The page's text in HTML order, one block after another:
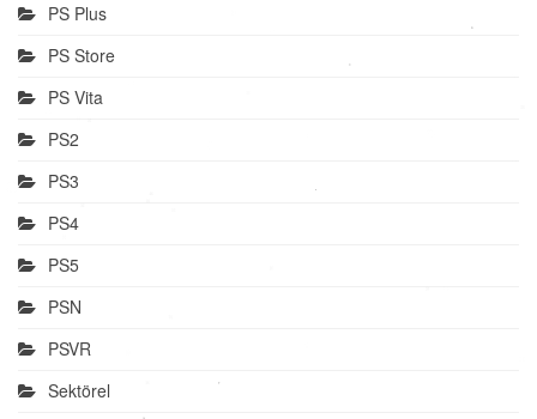
PS Plus
PS Store
PS Vita
PS2
PS3
PS4
PS5
PSN
PSVR
Sektörel